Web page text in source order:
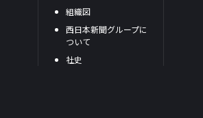
組織図
西日本新聞グループに
ついて
社史